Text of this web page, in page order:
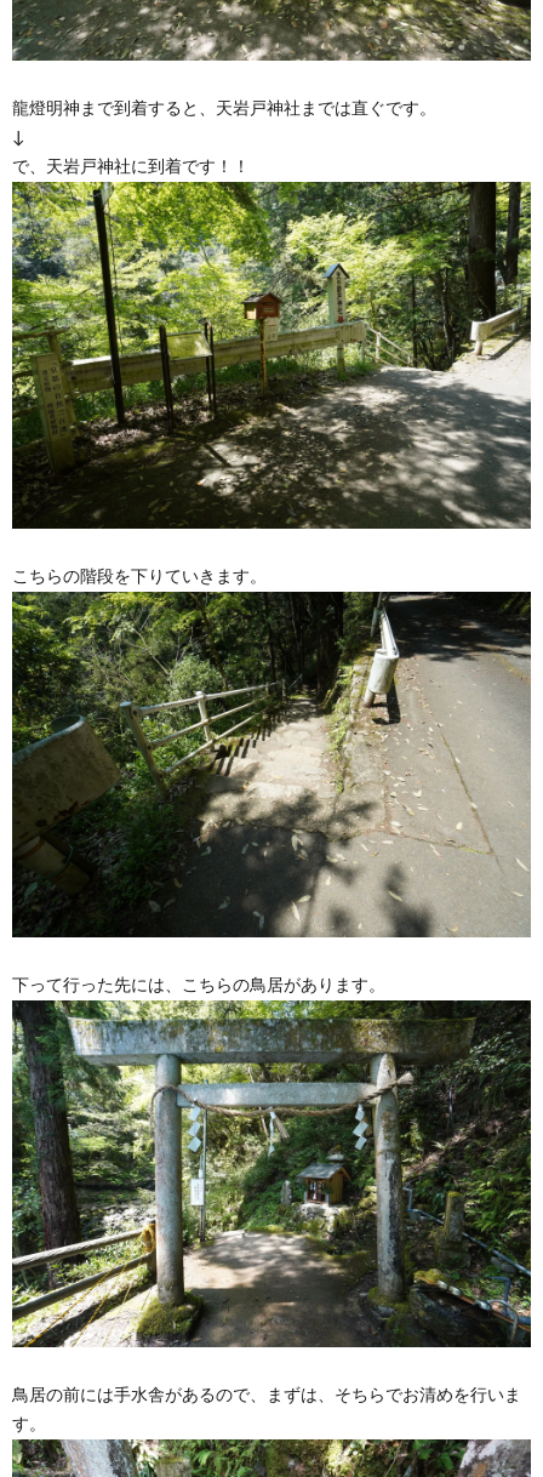
龍燈明神まで到着すると、天岩戸神社までは直ぐです。
↓
で、天岩戸神社に到着です！！
こちらの階段を下りていきます。
下って行った先には、こちらの鳥居があります。
鳥居の前には手水舎があるので、まずは、そちらでお清めを行いま
す。